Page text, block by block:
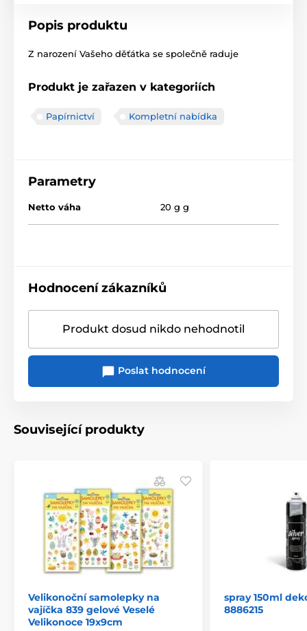
Popis produktu
Z narození Vašeho děťátka se společně raduje
Produkt je zařazen v kategoriích
Papírnictví Kompletní nabídka
Parametry
Netto váha 20 g g
Hodnocení zákazníků
Produkt dosud nikdo nehodnotil
Poslat hodnocení
Související produkty
Velikonoční samolepky na
vajíčka 839 gelové Veselé
Velikonoce 19x9cm
spray 150ml
8886215